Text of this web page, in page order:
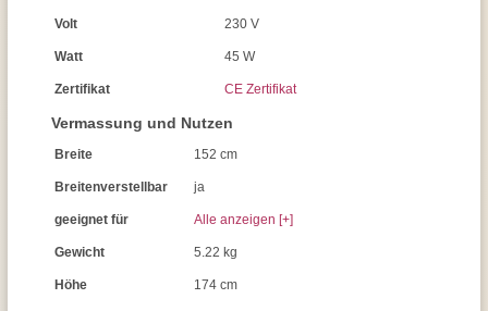
Volt 230 V
Watt 45 W
Zertifikat CE Zertifikat
Vermassung und Nutzen
Breite 152 cm
Breitenverstellbar ja
geeignet für Alle anzeigen [+]
Gewicht 5.22 kg
Höhe 174 cm